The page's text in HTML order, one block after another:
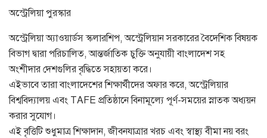
অস্ট্রেলিয়া পুরস্কার
অস্ট্রেলিয়া অ্যাওয়ার্ডস স্কলারশিপ, অস্ট্রেলিয়ান সরকারের বৈদেশিক বিষয়ক
বিভাগ দ্বারা পরিচালিত, আন্তর্জাতিক চুক্তি অনুযায়ী বাংলাদেশ সহ
অংশীদার দেশগুলির বৃদ্ধিতে সহায়তা করে।
এইভাবে তারা বাংলাদেশের শিক্ষার্থীদের অফার করে, অস্ট্রেলিয়ার
বিশ্ববিদ্যালয় এবং TAFE প্রতিষ্ঠানে বিনামূল্যে পূর্ণ-সময়ের স্নাতক অধ্যয়ন
করার সুযোগ।
এই বৃত্তিটি শুধুমাত্র শিক্ষাদান, জীবনযাত্রার খরচ এবং স্বাস্থ্য বীমা নয় বরং